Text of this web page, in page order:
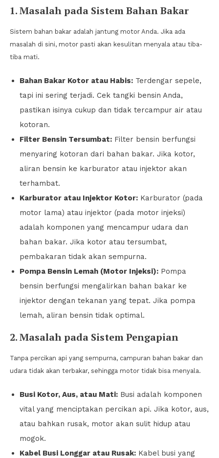
1. Masalah pada Sistem Bahan Bakar
Sistem bahan bakar adalah jantung motor Anda. Jika ada
masalah di sini, motor pasti akan kesulitan menyala atau tiba-
tiba mati.
Bahan Bakar Kotor atau Habis: Terdengar sepele,
tapi ini sering terjadi. Cek tangki bensin Anda,
pastikan isinya cukup dan tidak tercampur air atau
kotoran.
Filter Bensin Tersumbat: Filter bensin berfungsi
menyaring kotoran dari bahan bakar. Jika kotor,
aliran bensin ke karburator atau injektor akan
terhambat.
Karburator atau Injektor Kotor: Karburator (pada
motor lama) atau injektor (pada motor injeksi)
adalah komponen yang mencampur udara dan
bahan bakar. Jika kotor atau tersumbat,
pembakaran tidak akan sempurna.
Pompa Bensin Lemah (Motor Injeksi): Pompa
bensin berfungsi mengalirkan bahan bakar ke
injektor dengan tekanan yang tepat. Jika pompa
lemah, aliran bensin tidak optimal.
2. Masalah pada Sistem Pengapian
Tanpa percikan api yang sempurna, campuran bahan bakar dan
udara tidak akan terbakar, sehingga motor tidak bisa menyala.
Busi Kotor, Aus, atau Mati: Busi adalah komponen
vital yang menciptakan percikan api. Jika kotor, aus,
atau bahkan rusak, motor akan sulit hidup atau
mogok.
Kabel Busi Longgar atau Rusak: Kabel busi yang